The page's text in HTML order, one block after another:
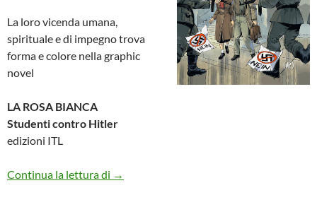
La loro vicenda umana,
spirituale e di impegno trova
forma e colore nella graphic
novel
LA ROSA BIANCA
Studenti contro Hitler
edizioni ITL
Continua la lettura di La Rosa Bianca, studenti contro Hitler
→